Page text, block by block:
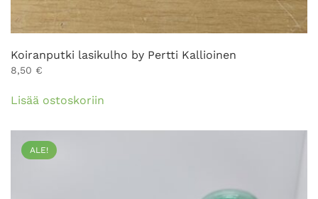
Koiranputki lasikulho by Pertti Kallioinen
8,50 €
Lisää ostoskoriin
ALE!